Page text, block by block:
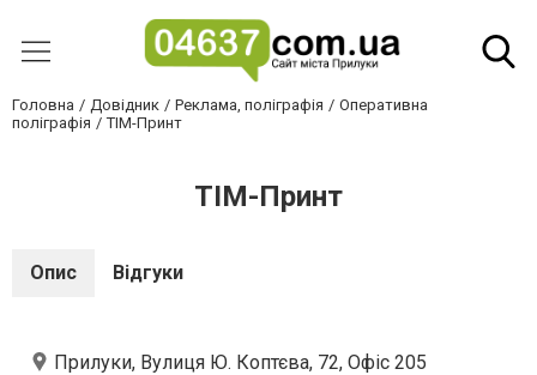
Головна Довідник Реклама, поліграфія
Оперативна
поліграфія
ТІМ-Принт
ТІМ-Принт
Опис Відгуки
Прилуки, Вулиця Ю. Коптєва, 72, Офіс 205